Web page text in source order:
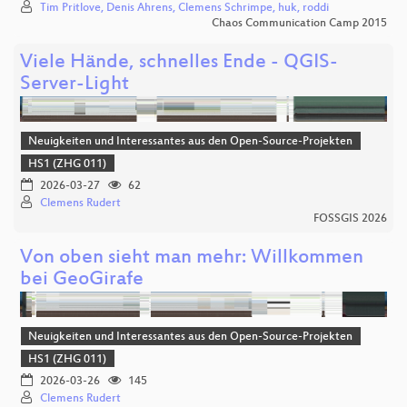
Tim Pritlove, Denis Ahrens, Clemens Schrimpe, huk, roddi
Chaos Communication Camp 2015
Viele Hände, schnelles Ende - QGIS-
Server-Light
Neuigkeiten und Interessantes aus den Open-Source-Projekten
HS1 (ZHG 011)
2026-03-27
62
Clemens Rudert
FOSSGIS 2026
Von oben sieht man mehr: Willkommen
bei GeoGirafe
Neuigkeiten und Interessantes aus den Open-Source-Projekten
HS1 (ZHG 011)
2026-03-26
145
Clemens Rudert